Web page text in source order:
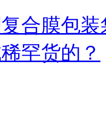
合膜包
罕货的？